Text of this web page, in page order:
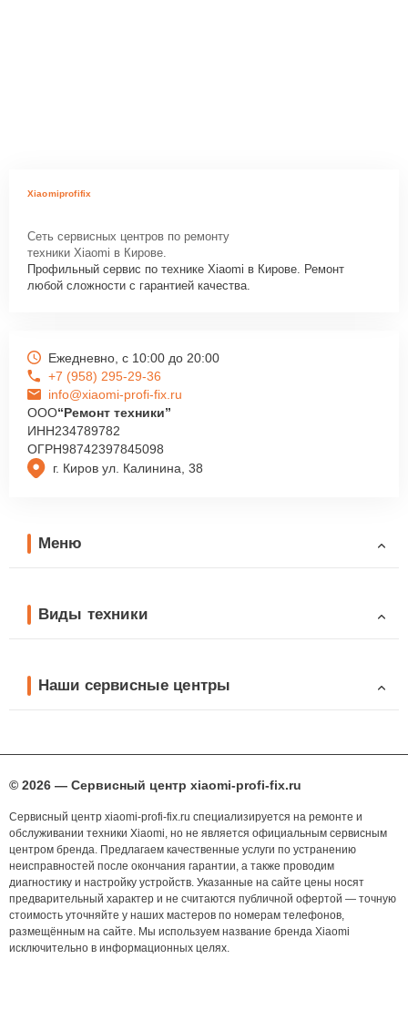
Xiaomiprofifix
Сеть сервисных центров по ремонту
техники Xiaomi в Кирове.
Профильный сервис по технике Xiaomi в Кирове. Ремонт
любой сложности с гарантией качества.
г. Киров ул. Калинина, 38
Ежедневно, с 10:00 до 20:00
+7 (958) 295-29-36
info@xiaomi-profi-fix.ru
ООО“Ремонт техники”
ИНН234789782
ОГРН98742397845098
Меню
Виды техники
Наши сервисные центры
© 2026 — Сервисный центр xiaomi-profi-fix.ru
Сервисный центр xiaomi-profi-fix.ru специализируется на ремонте и
обслуживании техники Xiaomi, но не является официальным сервисным
центром бренда. Предлагаем качественные услуги по устранению
неисправностей после окончания гарантии, а также проводим
диагностику и настройку устройств. Указанные на сайте цены носят
предварительный характер и не считаются публичной офертой — точную
стоимость уточняйте у наших мастеров по номерам телефонов,
размещённым на сайте. Мы используем название бренда Xiaomi
исключительно в информационных целях.